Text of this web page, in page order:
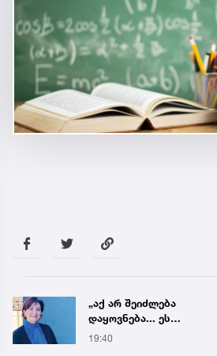
„აქ არ შეიძლება
დაყოვნება... ეს
დაავადება ყალიბდება 72
19:40